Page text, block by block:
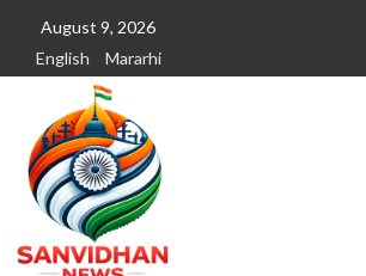
August 9, 2026
English
Mararhi